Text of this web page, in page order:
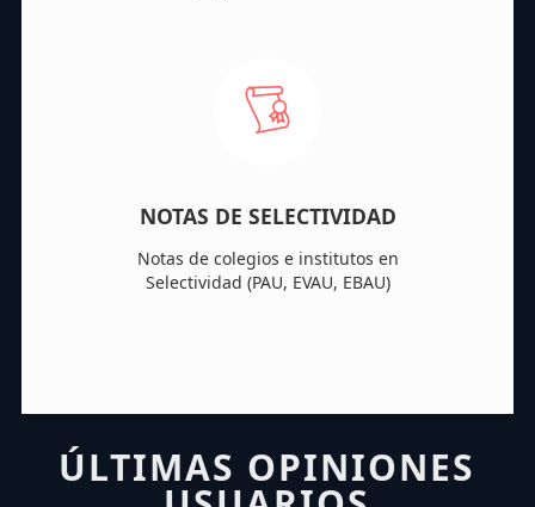
NOTAS DE SELECTIVIDAD
Notas de colegios e institutos en
Selectividad (PAU, EVAU, EBAU)
ÚLTIMAS OPINIONES